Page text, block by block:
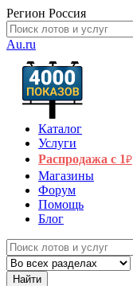
Регион Россия
Au.ru
Каталог
Услуги
Распродажа с 1₽
Магазины
Форум
Помощь
Блог
Найти